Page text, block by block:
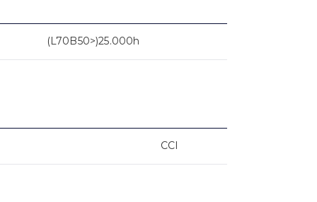
(L70B50>)25.000h
CCI